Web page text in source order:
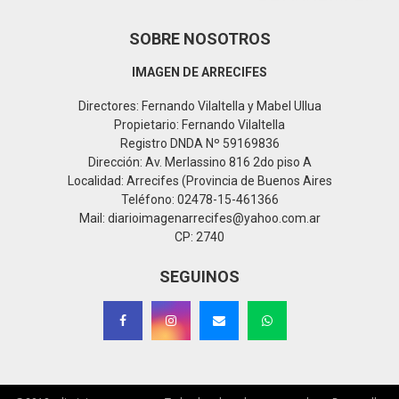
SOBRE NOSOTROS
IMAGEN DE ARRECIFES
Directores: Fernando Vilaltella y Mabel Ullua
Propietario: Fernando Vilaltella
Registro DNDA Nº 59169836
Dirección: Av. Merlassino 816 2do piso A
Localidad: Arrecifes (Provincia de Buenos Aires
Teléfono: 02478-15-461366
Mail: diarioimagenarrecifes@yahoo.com.ar
CP: 2740
SEGUINOS